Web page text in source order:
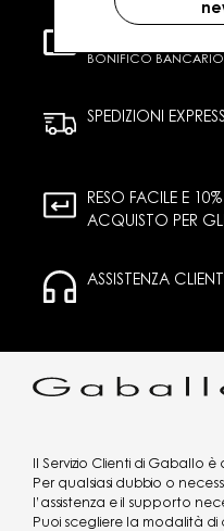
BONIFICO BANCARIO
SPEDIZIONI EXPRESS
RESO FACILE E
ACQUISTO PER
ASSISTENZA
Il Servizio Clienti di Gaballo è
Per qualsiasi dubbio o
l’assistenza e il supporto
Puoi scegliere la modalità